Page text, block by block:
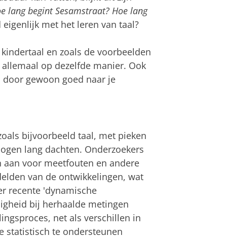
lang begint Sesamstraat? Hoe lang
met het leren van taal?
en zoals de voorbeelden
op dezelfde manier. Ook
gewoon goed naar je
bijvoorbeeld taal, met pieken
lang dachten. Onderzoekers
voor meetfouten en andere
van de ontwikkelingen, wat
recente 'dynamische
bij herhaalde metingen
net als verschillen in
statistisch te ondersteunen